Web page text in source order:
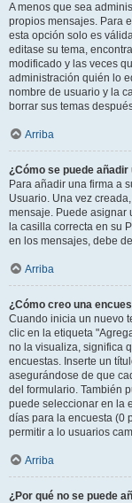
A menos que sea
propios mensajes. Para
esta opción solo es
editase su tema,
modificado y las veces
administración quién lo
nombre de usuario y la
borrar sus temas
Arriba
¿Cómo se puede
Para añadir una firma a
Usuario. Una vez
mensaje. Puede asignar
la casilla correcta en su
en los mensajes, debe
Arriba
¿Cómo creo una
Cuando inicia un nuevo
clic en la etiqueta
no la visualiza, significa
encuestas. Inserte un
asegurándose de que
del formulario. También
puede seleccionar en la
días para la encuesta (0
permitir a lo usuarios
Arriba
¿Por qué no se puede